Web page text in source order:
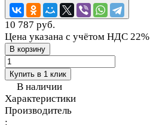
10 787 руб.
Цена указана с учётом НДС 22%
В корзину
Купить в 1 клик
В наличии
Характеристики
Производитель
: